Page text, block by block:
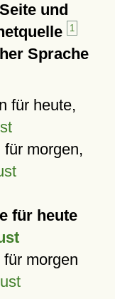
und
1
Sprache
für heute,
morgen,
für heute
morgen